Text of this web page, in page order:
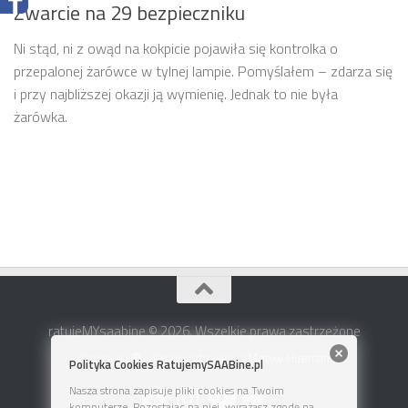
Zwarcie na 29 bezpieczniku
Ni stąd, ni z owąd na kokpicie pojawiła się kontrolka o
przepalonej żarówce w tylnej lampie. Pomyślałem – zdarza się
i przy najbliższej okazji ją wymienię. Jednak to nie była
żarówka.
ratujeMYsaabine © 2026. Wszelkie prawa zastrzeżone
Oparte na - Zaprojektowany z Motyw Hueman
Polityka Cookies RatujemySAABine.pl
Nasza strona zapisuje pliki cookies na Twoim